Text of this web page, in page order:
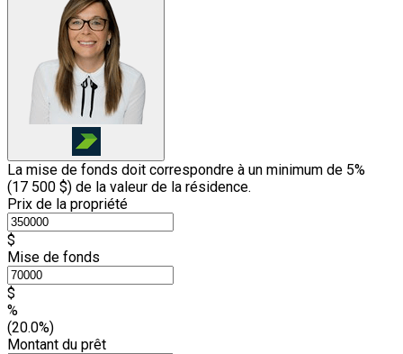
La mise de fonds doit correspondre à un minimum de 5%
(17 500 $) de la valeur de la résidence.
Prix de la propriété
$
Mise de fonds
$
%
(20.0%)
Montant du prêt